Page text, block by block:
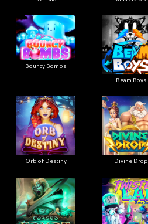
Bouncy Bombs
Beam Boys
Orb of Destiny Divine Drop